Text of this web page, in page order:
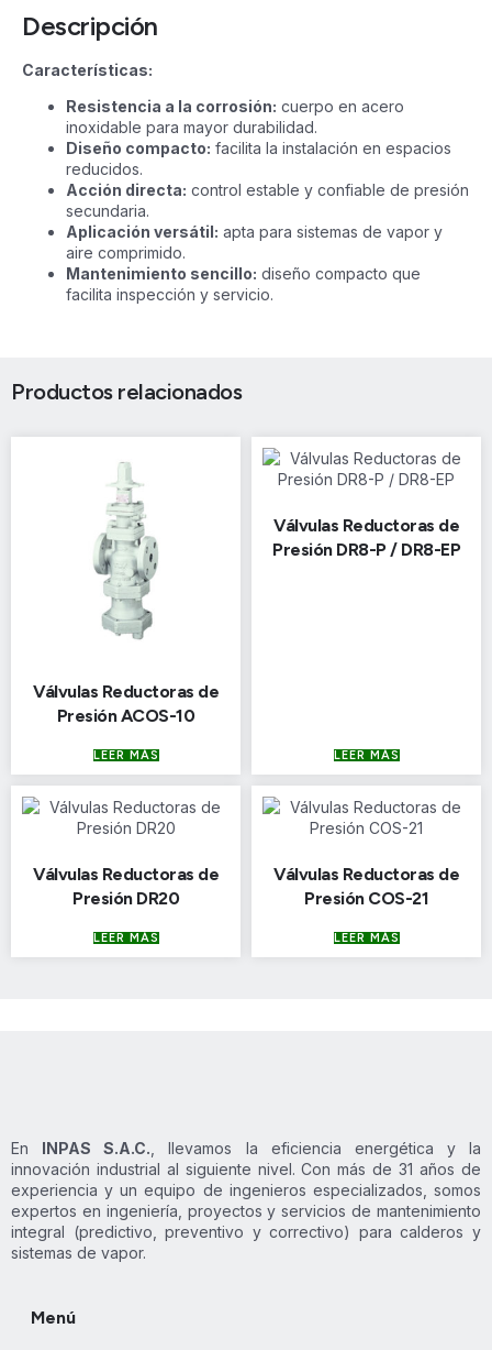
Descripción
Características:
Resistencia a la corrosión: cuerpo en acero
inoxidable para mayor durabilidad.
Diseño compacto: facilita la instalación en espacios
reducidos.
Acción directa: control estable y confiable de presión
secundaria.
Aplicación versátil: apta para sistemas de vapor y
aire comprimido.
Mantenimiento sencillo: diseño compacto que
facilita inspección y servicio.
Productos relacionados
Válvulas Reductoras de
Presión ACOS-10
LEER MÁS
Válvulas Reductoras de
Presión DR8-P / DR8-EP
LEER MÁS
Válvulas Reductoras de
Presión DR20
LEER MÁS
Válvulas Reductoras de
Presión COS-21
LEER MÁS
En INPAS S.A.C. , llevamos la eficiencia energética y la
innovación industrial al siguiente nivel. Con más de 31 años de
experiencia y un equipo de ingenieros especializados, somos
expertos en ingeniería, proyectos y servicios de mantenimiento
integral (predictivo, preventivo y correctivo) para calderos y
sistemas de vapor.
Menú